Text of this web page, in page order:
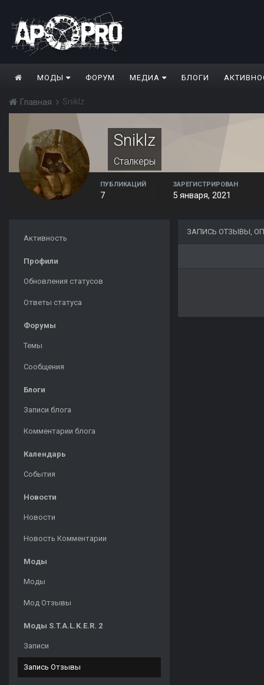
МОДЫ ФОРУМ МЕДИА БЛОГИ
Главная Sniklz
Sniklz
Сталкеры
ПУБЛИКАЦИЙ
7
ЗАРЕГИСТРИРОВАН
5 января, 2021
Активность
Профили
Обновления статусов
Ответы статуса
Форумы
Темы
Сообщения
Блоги
Записи блога
Комментарии блога
Календарь
События
Новости
Новости
Новость Комментарии
Моды
Моды
Мод Отзывы
Моды S.T.A.L.K.E.R. 2
Записи
Запись Отзывы
ЗАПИСЬ ОТЗЫВЫ,